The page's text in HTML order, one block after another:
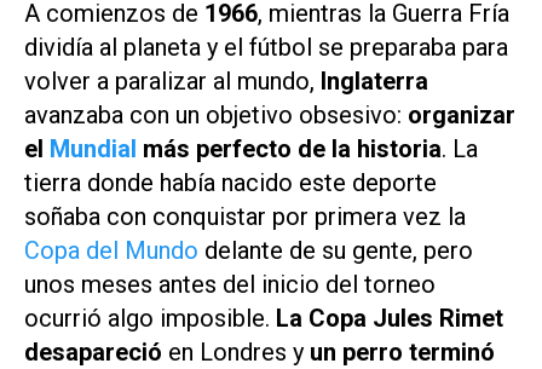
A comienzos de 1966, mientras la Guerra Fría
dividía al planeta y el fútbol se preparaba para
volver a paralizar al mundo, Inglaterra
avanzaba con un objetivo obsesivo: organizar
el Mundial más perfecto de la historia. La
tierra donde había nacido este deporte
soñaba con conquistar por primera vez la
Copa del Mundo delante de su gente, pero
unos meses antes del inicio del torneo
ocurrió algo imposible. La Copa Jules Rimet
desapareció en Londres y un perro terminó